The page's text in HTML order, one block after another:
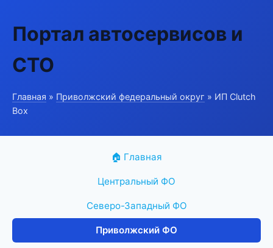
Портал автосервисов и
СТО
Главная » Приволжский федеральный округ » ИП Clutch
Box
🏠 Главная
Центральный ФО
Северо-Западный ФО
Приволжский ФО